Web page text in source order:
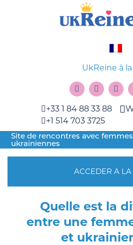
UkReine à
+33 1 84 88 33 88
+1 514 703 3725
Site de rencontres avec femmes
ukrainiennes
ACCEDER A
Quelle est la
entre une
et